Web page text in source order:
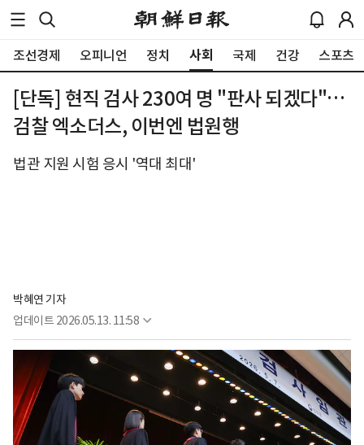
조선경제 오피니언 정치 사회 국제 건강 스포츠
[단독] 현직 검사 230여 명 "판사 되겠다"…
검찰 엑소더스, 이번엔 법원행
법관 지원 시험 응시 '역대 최대'
박혜연 기자
업데이트 2026.05.13. 11:58